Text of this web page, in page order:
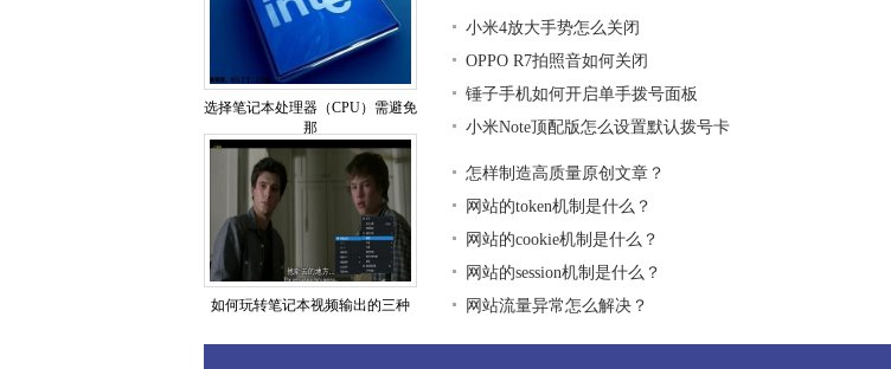
选择笔记本处理器（CPU）需避免
那
如何玩转笔记本视频输出的三种
小米4放大手势怎么关闭
OPPO R7拍照音如何关闭
锤子手机如何开启单手拨号面板
小米Note顶配版怎么设置默认拨号卡
怎样制造高质量原创文章？
网站的token机制是什么？
网站的cookie机制是什么？
网站的session机制是什么？
网站流量异常怎么解决？